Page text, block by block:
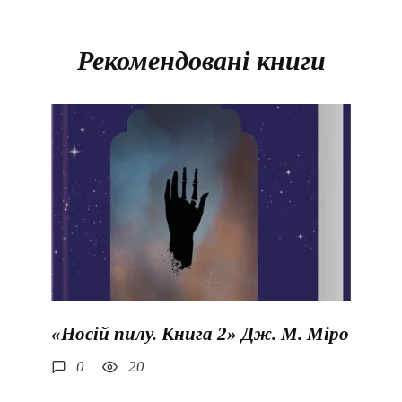
Рекомендовані книги
«Носій пилу. Книга 2» Дж. М. Міро
0 20